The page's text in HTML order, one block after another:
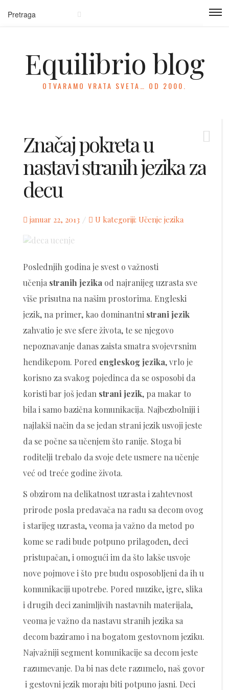
Equilibrio blog
OTVARAMO VRATA SVETA… OD 2000.
Značaj pokreta u
nastavi stranih jezika za
decu
Posted
on
januar 22, 2013 U kategoriji: Učenje jezika
Poslednjih godina je svest o važnosti
učenja stranih jezika od najranijeg uzrasta sve
više prisutna na našim prostorima. Engleski
jezik, na primer, kao dominantni strani jezik
zahvatio je sve sfere života, te se njegovo
nepoznavanje danas zaista smatra svojevrsnim
hendikepom. Pored engleskog jezika, vrlo je
korisno za svakog pojedinca da se osposobi da
koristi bar još jedan strani jezik, pa makar to
bila i samo bazična komunikacija. Najbezbolniji i
najlakši način da se jedan strani jezik usvoji jeste
da se počne sa učenjem što ranije. Stoga bi
roditelji trebalo da svoje dete usmere na učenje
već od treće godine života.
S obzirom na delikatnost uzrasta i zahtevnost
prirode posla predavača na radu sa decom ovog
i starijeg uzrasta, veoma ja važno da metod po
kome se radi bude potpuno prilagođen, deci
pristupačan, i omogući im da što lakše usvoje
nove pojmove i što pre budu osposobljeni da ih u
komunikaciji upotrebe. Pored muzike, igre, slika
i drugih deci zanimljivih nastavnih materijala,
veoma je važno da nastavu stranih jezika sa
decom baziramo i na bogatom gestovnom jeziku.
Najvažniji segment konunikacije sa decom jeste
razumevanje. Da bi nas dete razumelo, naš govor
i gestovni jezik moraju biti potpuno jasni. Deci